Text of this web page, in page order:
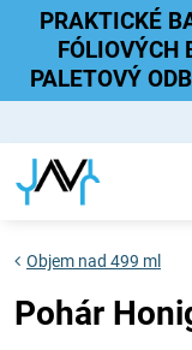
PRAKTICKÉ
FÓLIOVÝCH
PALETOVÝ
Objem nad 499 ml
Pohár